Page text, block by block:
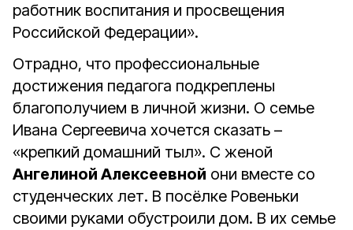
работник воспитания и просвещения
Российской Федерации».
Отрадно, что профессиональные
достижения педагога подкреплены
благополучием в личной жизни. О семье
Ивана Сергеевича хочется сказать –
«крепкий домашний тыл». С женой
Ангелиной Алексеевной они вместе со
студенческих лет. В посёлке Ровеньки
своими руками обустроили дом. В их семье